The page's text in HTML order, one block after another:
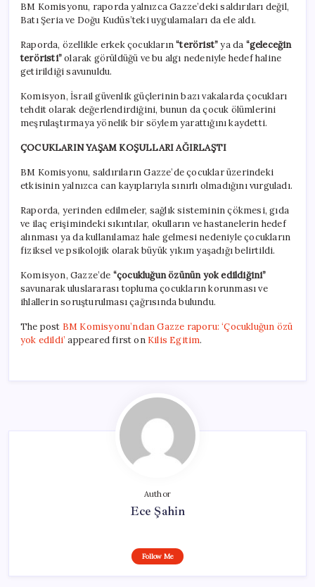
BM Komisyonu, raporda yalnızca Gazze’deki saldırıları değil,
Batı Şeria ve Doğu Kudüs’teki uygulamaları da ele aldı.
Raporda, özellikle erkek çocukların“terörist”ya da “geleceğin
teröristi”olarak görüldüğü ve bu algı nedeniyle hedef haline
getirildiği savunuldu.
Komisyon, İsrail güvenlik güçlerinin bazı vakalarda çocukları
tehdit olarak değerlendirdiğini, bunun da çocuk ölümlerini
meşrulaştırmaya yönelik bir söylem yarattığını kaydetti.
ÇOCUKLARIN YAŞAM KOŞULLARI AĞIRLAŞTI
BM Komisyonu, saldırıların Gazze’de çocuklar üzerindeki
etkisinin yalnızca can kayıplarıyla sınırlı olmadığını vurguladı.
Raporda, yerinden edilmeler, sağlık sisteminin çökmesi, gıda
ve ilaç erişimindeki sıkıntılar, okulların ve hastanelerin hedef
alınması ya da kullanılamaz hale gelmesi nedeniyle çocukların
fiziksel ve psikolojik olarak büyük yıkım yaşadığı belirtildi.
Komisyon, Gazze’de “çocukluğun özünün yok edildiğini”
savunarak uluslararası topluma çocukların korunması ve
ihlallerin soruşturulması çağrısında bulundu.
The post BM Komisyonu’ndan Gazze raporu: ‘Çocukluğun özü
yok edildi’ appeared first on Kilis Egitim.
Author
Ece Şahin
Follow Me